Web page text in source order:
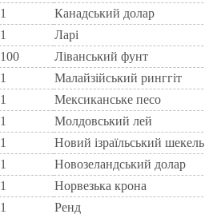
1 Канадський долар
1 Ларi
100 Ліванський фунт
1 Малайзійський ринггіт
1 Мексиканське песо
1 Молдовський лей
1 Новий ізраїльський шекель
1 Новозеландський долар
1 Норвезька крона
1 Ренд